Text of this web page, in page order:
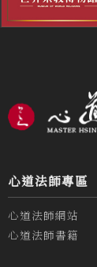
心道法師專區
心道法師網站
心道法師書籍